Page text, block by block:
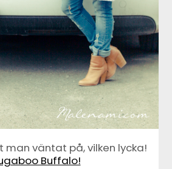
väntat på, vilken lycka!
Buffalo!